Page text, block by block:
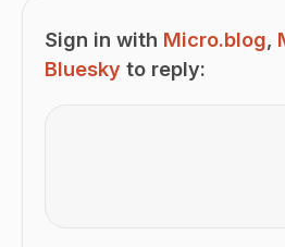
Sign in with Micro.blog,
Bluesky to reply: